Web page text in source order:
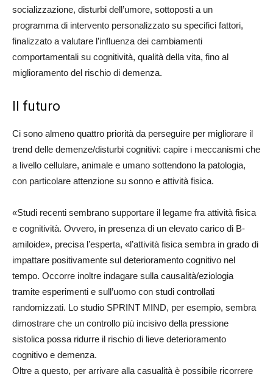
socializzazione, disturbi dell’umore, sottoposti a un
programma di intervento personalizzato su specifici fattori,
finalizzato a valutare l’influenza dei cambiamenti
comportamentali su cognitività, qualità della vita, fino al
miglioramento del rischio di demenza.
Il futuro
Ci sono almeno quattro priorità da perseguire per migliorare il
trend delle demenze/disturbi cognitivi: capire i meccanismi che
a livello cellulare, animale e umano sottendono la patologia,
con particolare attenzione su sonno e attività fisica.
«Studi recenti sembrano supportare il legame fra attività fisica
e cognitività. Ovvero, in presenza di un elevato carico di B-
amiloide», precisa l’esperta, «l’attività fisica sembra in grado di
impattare positivamente sul deterioramento cognitivo nel
tempo. Occorre inoltre indagare sulla causalità/eziologia
tramite esperimenti e sull’uomo con studi controllati
randomizzati. Lo studio SPRINT MIND, per esempio, sembra
dimostrare che un controllo più incisivo della pressione
sistolica possa ridurre il rischio di lieve deterioramento
cognitivo e demenza.
Oltre a questo, per arrivare alla casualità è possibile ricorrere